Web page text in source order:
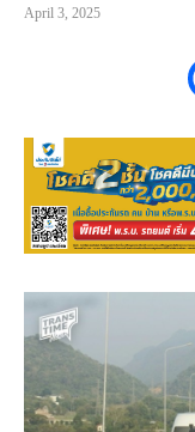
April 3, 2025